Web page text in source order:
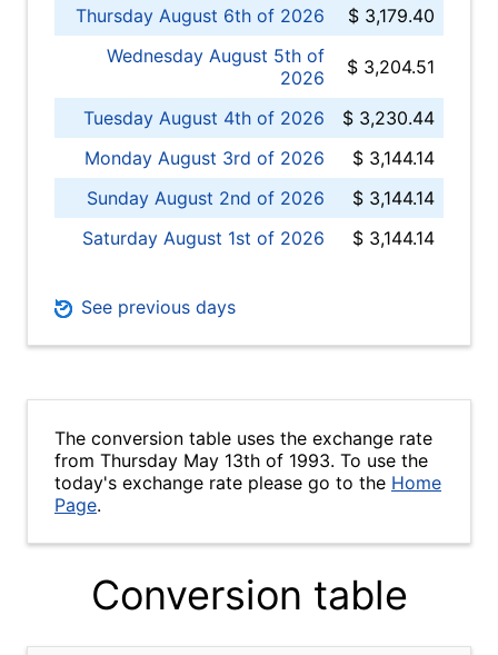
Thursday August 6th of 2026
$ 3,179.40
Wednesday August 5th of
2026
$ 3,204.51
Tuesday August 4th of 2026
$ 3,230.44
Monday August 3rd of 2026
$ 3,144.14
Sunday August 2nd of 2026
$ 3,144.14
Saturday August 1st of 2026
$ 3,144.14
See previous days
The conversion table uses the exchange rate
from Thursday May 13th of 1993. To use the
today's exchange rate please go to the Home
Page.
Conversion table